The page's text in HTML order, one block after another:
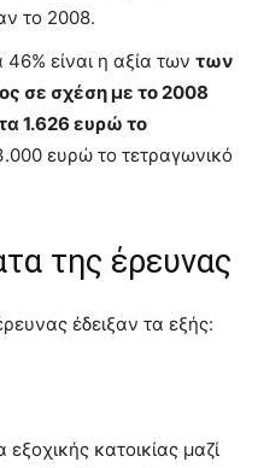
το 2008.
είναι η αξία των των
σε σχέση με το 2008
1.626 ευρώ το
ευρώ το τετραγωνικό
της έρευνας
έδειξαν τα εξής:
κατοικίας μαζί